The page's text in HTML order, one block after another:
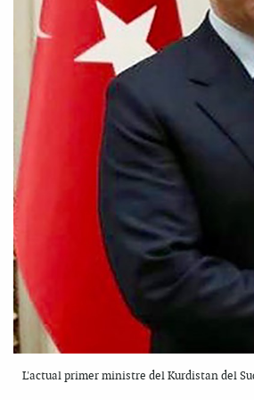
L'actual primer ministre del Kurdistan del